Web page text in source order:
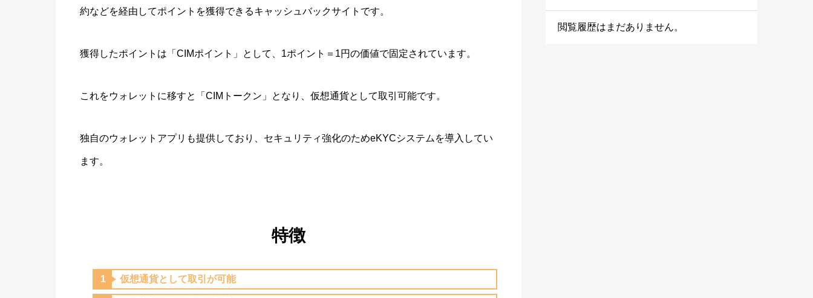
約などを経由してポイントを獲得できるキャッシュバックサイトです。
獲得したポイントは「CIMポイント」として、1ポイント＝1円の価値で固定されています。
これをウォレットに移すと「CIMトークン」となり、仮想通貨として取引可能です。
独自のウォレットアプリも提供しており、セキュリティ強化のためeKYCシステムを導入してい
ます​。
特徴
仮想通貨として取引が可能
閲覧履歴はまだありません。